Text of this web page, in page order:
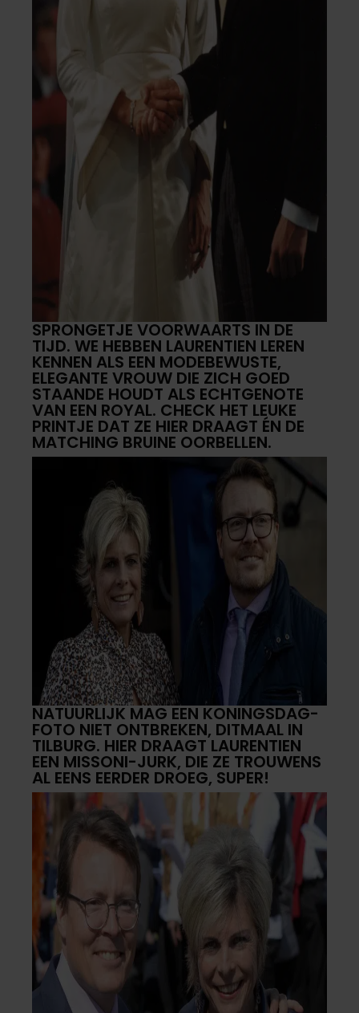
SPRONGETJE VOORWAARTS IN DE
TIJD. WE HEBBEN LAURENTIEN LEREN
KENNEN ALS EEN MODEBEWUSTE,
ELEGANTE VROUW DIE ZICH GOED
STAANDE HOUDT ALS ECHTGENOTE
VAN EEN ROYAL. CHECK HET LEUKE
PRINTJE DAT ZE HIER DRAAGT ÉN DE
MATCHING BRUINE OORBELLEN.
NATUURLIJK MAG EEN KONINGSDAG-
FOTO NIET ONTBREKEN, DITMAAL IN
TILBURG. HIER DRAAGT LAURENTIEN
EEN MISSONI-JURK, DIE ZE TROUWENS
AL EENS EERDER DROEG, SUPER!